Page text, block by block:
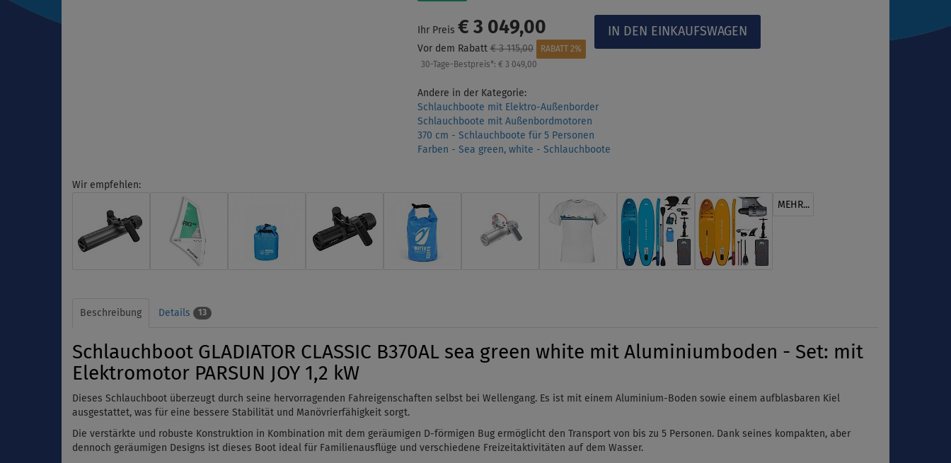
Ihr Preis € 3 049,00
Vor dem Rabatt€ 3 115,00
RABATT 2%
30-Tage-Bestpreis*:€ 3 049,00
Andere in der Kategorie:
Schlauchboote mit Elektro-Außenborder
Schlauchboote mit Außenbordmotoren
370 cm - Schlauchboote für 5 Personen
Farben - Sea green, white - Schlauchboote
Wir empfehlen:
MEHR...
Beschreibung Details 13
Schlauchboot GLADIATOR CLASSIC B370AL sea green white mit Aluminiumboden - Set: mit
Elektromotor PARSUN JOY 1,2 kW
Dieses Schlauchboot überzeugt durch seine hervorragenden Fahreigenschaften selbst bei Wellengang. Es ist mit einem Aluminium-Boden sowie einem aufblasbaren Kiel
ausgestattet, was für eine bessere Stabilität und Manövrierfähigkeit sorgt.
Die verstärkte und robuste Konstruktion in Kombination mit dem geräumigen D-förmigen Bug ermöglicht den Transport von bis zu 5 Personen. Dank seines kompakten, aber
dennoch geräumigen Designs ist dieses Boot ideal für Familienausflüge und verschiedene Freizeitaktivitäten auf dem Wasser.